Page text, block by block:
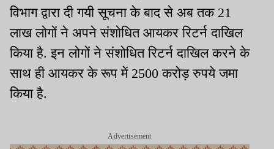
विभाग द्वारा दी गयी सूचना के बाद से अब तक 21
लाख लोगों ने अपने संशोधित आयकर रिटर्न दाखिल
किया है. इन लोगों ने संशोधित रिटर्न दाखिल करने के
साथ ही आयकर के रूप में 2500 करोड़ रुपये जमा
किया है.
Advertisement